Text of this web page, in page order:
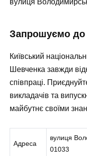
Запрошуємо до
Київський
Шевченка завжди
співпраці.
викладачів та
майбутнє своїми
Адреса
вулиця
01033